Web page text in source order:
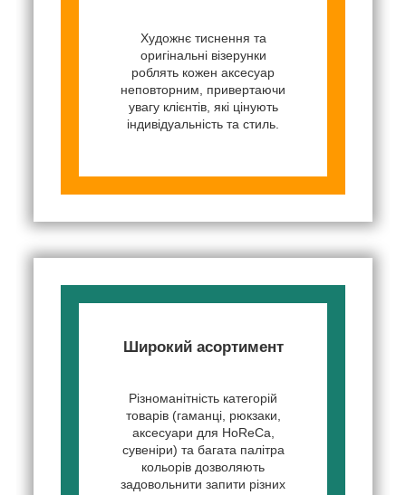
Художнє тиснення та
оригінальні візерунки
роблять кожен аксесуар
неповторним, привертаючи
увагу клієнтів, які цінують
індивідуальність та стиль.
Широкий асортимент
Різноманітність категорій
товарів (гаманці, рюкзаки,
аксесуари для HoReCa,
сувеніри) та багата палітра
кольорів дозволяють
задовольнити запити різних